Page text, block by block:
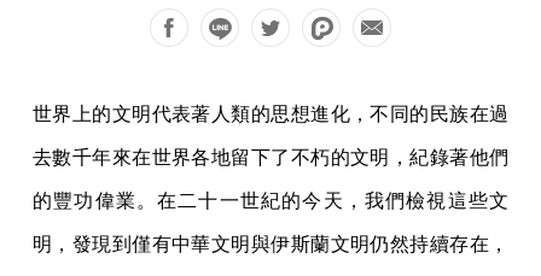
世界上的文明代表著人類的思想進化，不同的民族在過
去數千年來在世界各地留下了不朽的文明，紀錄著他們
的豐功偉業。在二十一世紀的今天，我們檢視這些文
明，發現到僅有中華文明與伊斯蘭文明仍然持續存在，